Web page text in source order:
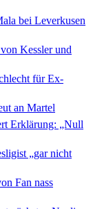
bei Leverkusen
Kessler und
für Ex-
an Martel
Erklärung: „Null
„gar nicht
Fan nass